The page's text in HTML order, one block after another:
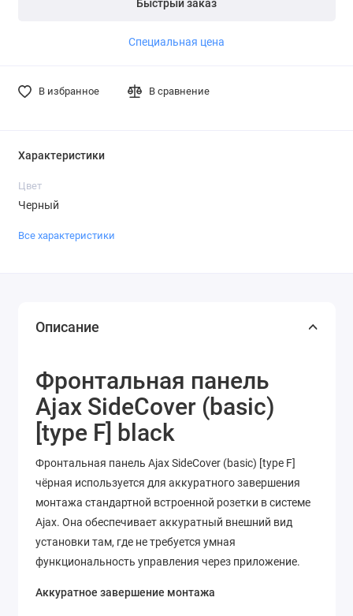
Быстрый заказ
Специальная цена
В избранное В сравнение
Характеристики
Цвет
Черный
Все характеристики
Описание
Фронтальная панель
Ajax SideCover (basic)
[type F] black
Фронтальная панель Ajax SideCover (basic) [type F]
чёрная используется для аккуратного завершения
монтажа стандартной встроенной розетки в системе
Ajax. Она обеспечивает аккуратный внешний вид
установки там, где не требуется умная
функциональность управления через приложение.
Аккуратное завершение монтажа